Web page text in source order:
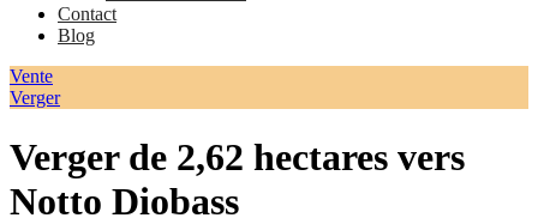
Contact
Blog
Vente
Verger
Verger de 2,62 hectares vers
Notto Diobass